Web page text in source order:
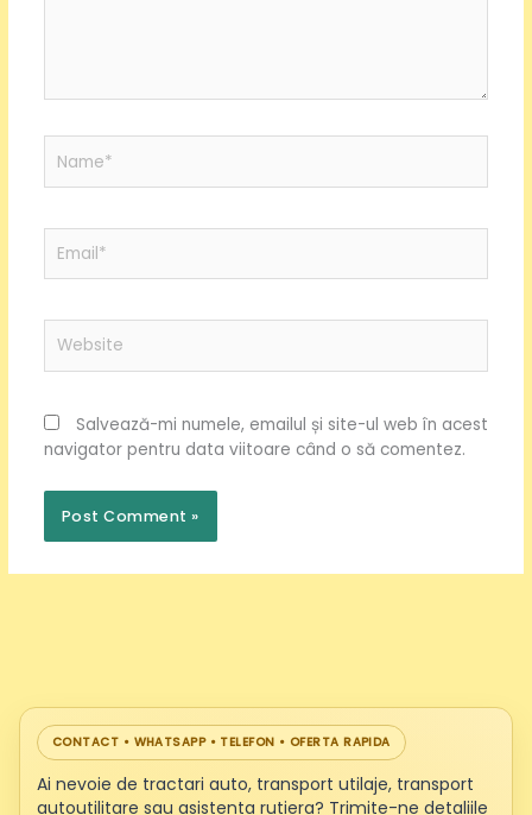
Salvează-mi numele, emailul și site-ul web în acest
navigator pentru data viitoare când o să comentez.
CONTACT • WHATSAPP • TELEFON • OFERTA RAPIDA
Ai nevoie de tractari auto, transport utilaje, transport
autoutilitare sau asistenta rutiera? Trimite-ne detaliile